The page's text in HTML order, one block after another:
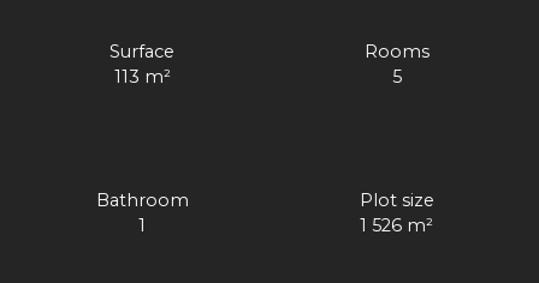
Surface
113 m²
Rooms
5
Bathroom
1
Plot size
1 526 m²